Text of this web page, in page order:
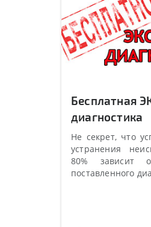
Бесплатная
диагностика
Не секрет, что
устранения
80% зависит
поставленного